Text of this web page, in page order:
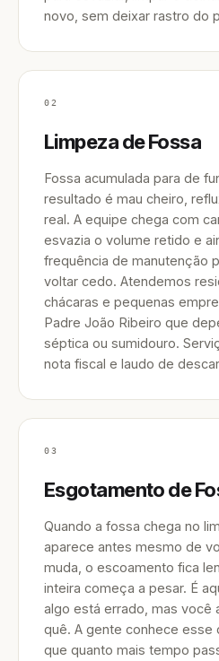
novo, sem deixar rastro do
02
Limpeza de Fossa
Fossa acumulada para de
resultado é mau cheiro,
real. A equipe chega com
esvazia o volume retido e
frequência de manutenção
voltar cedo. Atendemos
chácaras e pequenas
Padre João Ribeiro que
séptica ou sumidouro.
nota fiscal e laudo de
03
Esgotamento de
Quando a fossa chega no
aparece antes mesmo de
muda, o escoamento fica
inteira começa a pesar. É
algo está errado, mas você
quê. A gente conhece esse
que quanto mais tempo